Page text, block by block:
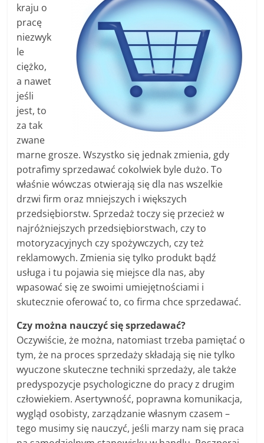
kraju o
pracę
niezwyk
le
ciężko,
a nawet
jeśli
jest, to
za tak
zwane
marne grosze. Wszystko się jednak zmienia, gdy
potrafimy sprzedawać cokolwiek byle dużo. To
właśnie wówczas otwierają się dla nas wszelkie
drzwi firm oraz mniejszych i większych
przedsiębiorstw. Sprzedaż toczy się przecież w
najróżniejszych przedsiębiorstwach, czy to
motoryzacyjnych czy spożywczych, czy też
reklamowych. Zmienia się tylko produkt bądź
usługa i tu pojawia się miejsce dla nas, aby
wpasować się ze swoimi umiejętnościami i
skutecznie oferować to, co firma chce sprzedawać.
Czy można nauczyć się sprzedawać?
Oczywiście, że można, natomiast trzeba pamiętać o
tym, że na proces sprzedaży składają się nie tylko
wyuczone skuteczne techniki sprzedaży, ale także
predyspozycje psychologiczne do pracy z drugim
człowiekiem. Asertywność, poprawna komunikacja,
wygląd osobisty, zarządzanie własnym czasem –
tego musimy się nauczyć, jeśli marzy nam się praca